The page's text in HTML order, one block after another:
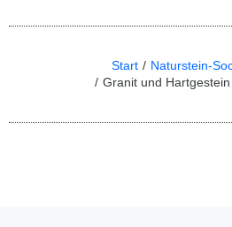
Sie befinden sich hier:
Start
Naturstein-
Granit und